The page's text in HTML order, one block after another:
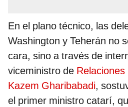
En el plano técnico, las
Washington y Teherán no
cara, sino a través de
viceministro de
Kazem Gharibabadi,
el primer ministro catarí,